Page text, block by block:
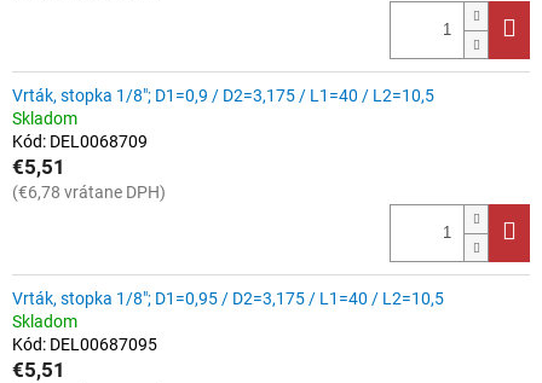
Vrták, stopka 1/8"; D1=0,9 / D2=3,175 / L1=40 / L2=10,5
Skladom
Kód: DEL0068709
€5,51
(€6,78 vrátane DPH)
Vrták, stopka 1/8"; D1=0,95 / D2=3,175 / L1=40 / L2=10,5
Skladom
Kód: DEL00687095
€5,51